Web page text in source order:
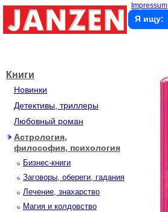
Impressum
Я ищу:
Книги
Новинки
Детективы, триллеры
Любовный роман
Астрология,
философия, психология
Бизнес-книги
Заговоры, обереги, гадания
Лечение, знахарство
Магия и колдовство